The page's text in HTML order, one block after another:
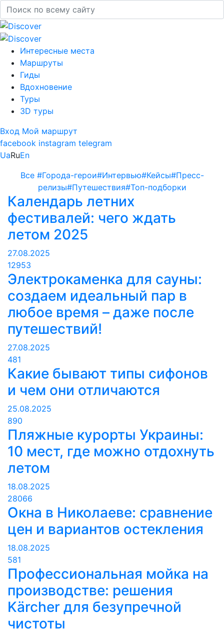
Интересные места
Маршруты
Гиды
Вдохновение
Туры
3D туры
Вход Мой маршрут
facebook instagram telegram
UaRuEn
Все #Города-герои#Интервью#Кейсы#Пресс-
релизы#Путешествия#Топ-подборки
Календарь летних
фестивалей: чего ждать
летом 2025
27.08.2025
12953
Электрокаменка для сауны:
создаем идеальный пар в
любое время – даже после
путешествий!
27.08.2025
481
Какие бывают типы сифонов
и чем они отличаются
25.08.2025
890
Пляжные курорты Украины:
10 мест, где можно отдохнуть
летом
18.08.2025
28066
Окна в Николаеве: сравнение
цен и вариантов остекления
18.08.2025
581
Профессиональная мойка на
производстве: решения
Kärcher для безупречной
чистоты